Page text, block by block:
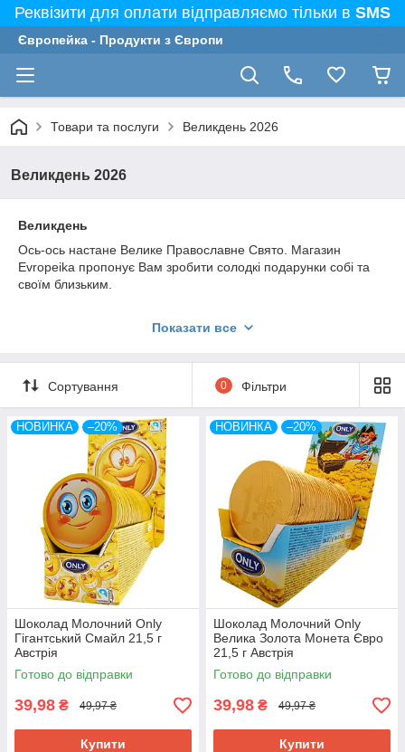
Реквізити для оплати відправляємо тільки в SMS
Європейка - Продукти з Європи
Товари та послуги Великдень 2026
Великдень 2026
Великдень
Ось-ось настане Велике Православне Свято. Магазин
Evropeika пропонує Вам зробити солодкі подарунки собі та
своїм близьким.
Христос воскрес! Зі світлим Великоднем!
Нехай не зустрічаються негоди,
Любов в серцях живе завжди.
Хай сонце гріє, обіймає,
Теплом і світлом наповнює.
Нехай Бог береже від бід завжди,
Життя будесолодощівсповнена..
Ваш магазин якісних товарів, Evropeika
Показати все
Сортування 0 Фільтри
НОВИНКА –20%
Шоколад Молочний Only
Гігантський Смайл 21,5 г
Австрія
Готово до відправки
39,98 ₴ 49,97 ₴
Купити
НОВИНКА –20%
Шоколад Молочний Only
Велика Золота Монета Євро
21,5 г Австрія
Готово до відправки
39,98 ₴ 49,97 ₴
Купити